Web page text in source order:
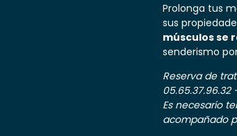
Prolonga tus
sus
músculos se
senderismo
Reserva de
Es necesario
acompañado